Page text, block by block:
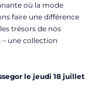
où la mode
faire une différence
trésors de nos
– une collection
le jeudi 18 juillet